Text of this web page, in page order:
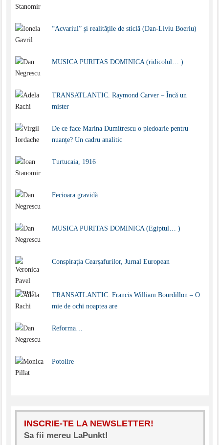
“Acvariul” și realitățile de sticlă (Dan-Liviu Boeriu)
MUSICA PURITAS DOMINICA (ridicolul… )
TRANSATLANTIC. Raymond Carver – Încă un
mister
De ce face Marina Dumitrescu o pledoarie pentru
nuanțe? Un cadru analitic
Turtucaia, 1916
Fecioara gravidă
MUSICA PURITAS DOMINICA (Egiptul… )
Conspirația Cearșafurilor, Jurnal European
TRANSATLANTIC. Francis William Bourdillon – O
mie de ochi noaptea are
Reforma…
Potolire
INSCRIE-TE LA NEWSLETTER!
Sa fii mereu LaPunkt!